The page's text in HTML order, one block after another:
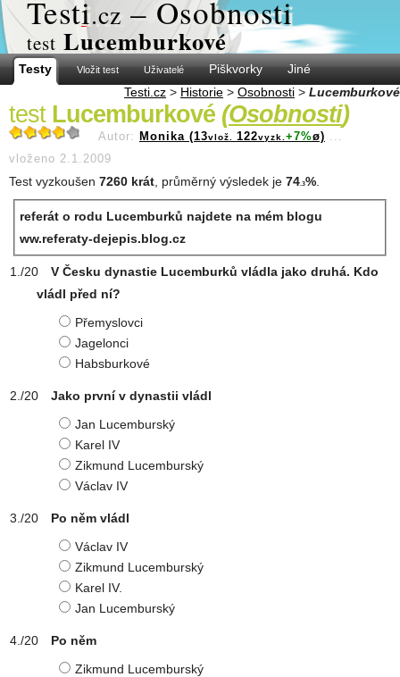
Testi.cz – Osobnosti
test Lucemburkové
Testy Vložit test Uživatelé Piškvorky
Jiné
Testi.cz > Historie > Osobnosti > Lucemburkové
test Lucemburkové (Osobnosti)
Autor: Monika (13vlož. 122vyzk. +7%ø) ...
vloženo 2.1.2009
Test vyzkoušen 7260 krát , průměrný výsledek je 74 .3%
referát o rodu Lucemburků najdete na mém blogu
ww.referaty-dejepis.blog.cz
V Česku dynastie Lucemburků vládla jako druhá. Kdo
vládl před ní?
Přemyslovci
Jagelonci
Habsburkové
Jako první v dynastii vládl
Jan Lucemburský
Karel IV
Zikmund Lucemburský
Václav IV
Po něm vládl
Václav IV
Zikmund Lucemburský
Karel IV.
Jan Lucemburský
Po něm
Zikmund Lucemburský